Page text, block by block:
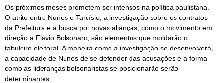
Os próximos meses prometem ser intensos na política paulistana.
O atrito entre Nunes e Tarcísio, a investigação sobre os contratos
da Prefeitura e a busca por novas alianças, como o movimento em
direção a Flávio Bolsonaro, são elementos que moldarão o
tabuleiro eleitoral. A maneira como a investigação se desenvolverá,
a capacidade de Nunes de se defender das acusações e a forma
como as lideranças bolsonaristas se posicionarão serão
determinantes.